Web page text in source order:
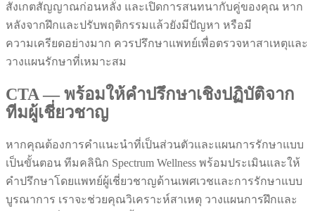
สังเกตสัญญาณก่อนหลั่ง และเปิดการสนทนากับคู่ของคุณ หาก
หลังจากฝึกและปรับพฤติกรรมแล้วยังมีปัญหา หรือมี
ความเครียดอย่างมาก ควรปรึกษาแพทย์เพื่อตรวจหาสาเหตุและ
วางแผนรักษาที่เหมาะสม
CTA — พร้อมให้คำปรึกษาเชิงปฏิบัติจาก
ทีมผู้เชี่ยวชาญ
หากคุณต้องการคำแนะนำที่เป็นส่วนตัวและแผนการรักษาแบบ
เป็นขั้นตอน ทีมคลินิก Spectrum Wellness พร้อมประเมินและให้
คำปรึกษาโดยแพทย์ผู้เชี่ยวชาญด้านเพศเวชและการรักษาแบบ
บูรณาการ เราจะช่วยคุณวิเคราะห์สาเหตุ วางแผนการฝึกและ